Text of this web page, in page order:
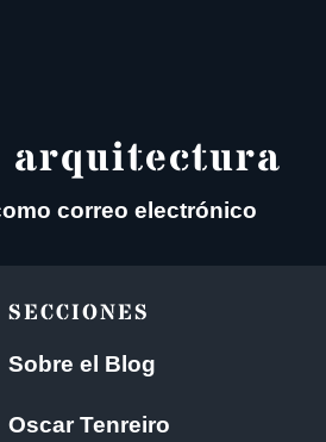
arquitectura
correo electrónico
SECCIONES
Sobre el Blog
Oscar Tenreiro